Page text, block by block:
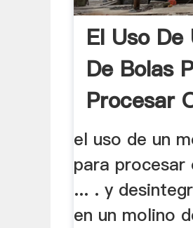
El Uso
De Bolas
Procesar
el uso de un
para procesar
... . y
en un molino